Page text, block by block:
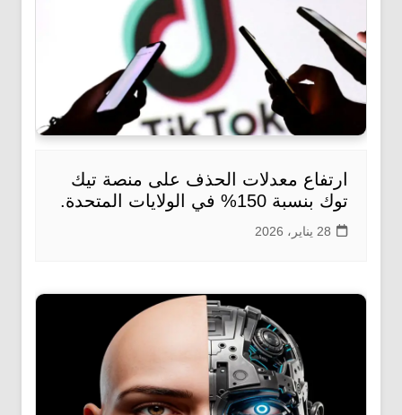
ارتفاع معدلات الحذف على منصة تيك
توك بنسبة 150% في الولايات المتحدة.
28 يناير، 2026